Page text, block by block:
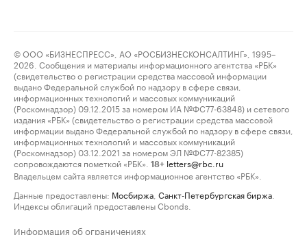
© ООО «БИЗНЕСПРЕСС», АО «РОСБИЗНЕСКОНСАЛТИНГ», 1995–
2026. Сообщения и материалы информационного агентства «РБК»
(свидетельство о регистрации средства массовой информации
выдано Федеральной службой по надзору в сфере связи,
информационных технологий и массовых коммуникаций
(Роскомнадзор) 09.12.2015 за номером ИА №ФС77-63848) и сетевого
издания «РБК» (свидетельство о регистрации средства массовой
информации выдано Федеральной службой по надзору в сфере связи,
информационных технологий и массовых коммуникаций
(Роскомнадзор) 03.12.2021 за номером ЭЛ №ФС77-82385)
сопровождаются пометкой «РБК».
18+ letters@rbc.ru
Владельцем сайта является информационное агентство «РБК».
Данные предоставлены: Мосбиржа Санкт-Петербургская биржа
Индексы облигаций предоставлены Cbonds.
Информация об ограничениях